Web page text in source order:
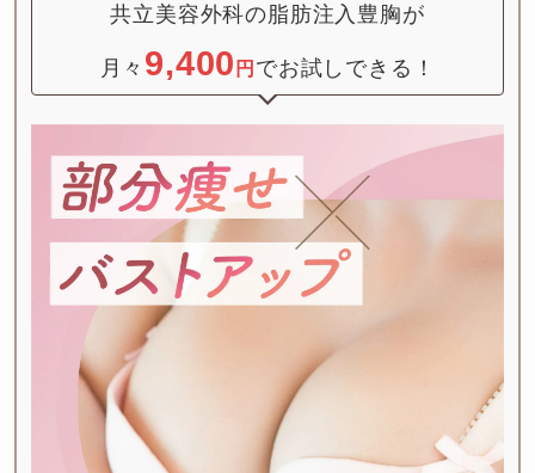
共立美容外科の脂肪注入豊胸が
月々 9,400 円 でお試しできる！